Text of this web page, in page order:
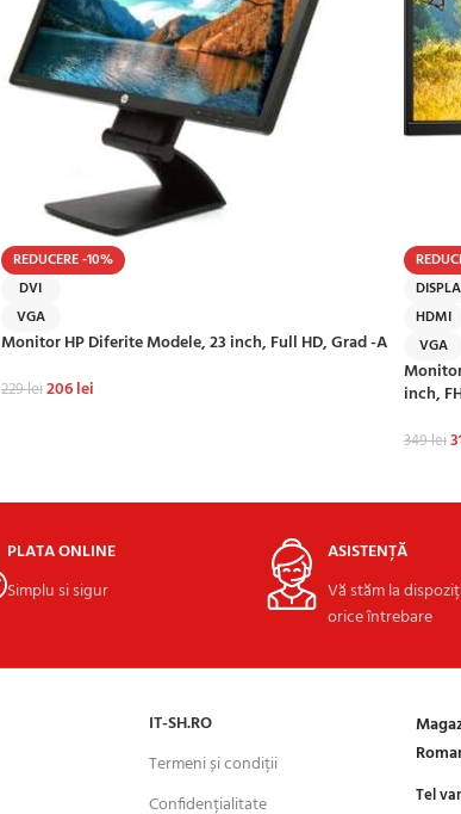
REDUCERE -10%
DVI
VGA
Monitor HP Diferite Modele, 23 inch, Full HD, Grad -A
229lei206lei
HDMI
VGA
inch,
349lei
PLATA ONLINE
Simplu si sigur
ASISTENȚĂ
Vă stăm la
orice întrebare
IT-SH.RO
Termeni și condiții
Confidențialitate
Tel